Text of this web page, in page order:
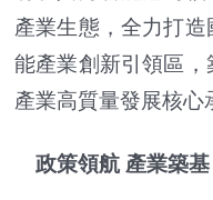
產業生態，全力打
能產業創新引領區，
產業高質量發展核心
政策領航 產業築基